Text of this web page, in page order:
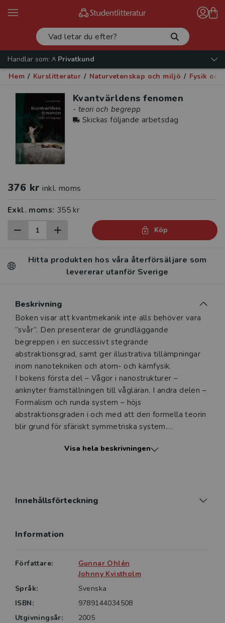
Handlar som:
Privatkund
Hem / Kurslitteratur / Naturvetenskap och miljö / Fysik och
Kvantvärldens fenomen
- teori och begrepp
Skickas följande arbetsdag
376 kr inkl. moms
Exkl. moms: 355 kr
Köp
Hitta produkten hos våra återförsäljare som
levererar utanför Sverige
Beskrivning
Beskrivning
Boken visar att kvantmekanik inte alls behöver vara
”svår”. Den presenterar de grundläggande
begreppen i en successivt stegrande
abstraktionsgrad, samt ger illustrativa tillämpningar
inom nanotekniken och atom- och kärnfysik.
I bokens första del – Vågor i nanostrukturer –
anknyter framställningen till vågläran. I andra delen –
Formalism och runda system – höjs
abstraktionsgraden i och med att den formella teorin
blir grund för sfäriskt symmetriska system.
Visa hela beskrivningen
Innehållsförteckning
Information
Författare:
Gunnar Ohlén
Johnny Kvistholm
Språk:
Svenska
ISBN:
9789144034508
Utgivningsår:
2005